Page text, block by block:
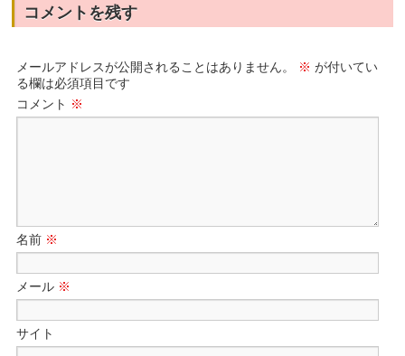
コメントを残す
メールアドレスが公開されることはありません。 ※ が付いてい
る欄は必須項目です
コメント ※
名前 ※
メール ※
サイト